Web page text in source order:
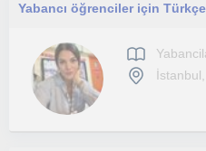
Yabancı öğrenciler için